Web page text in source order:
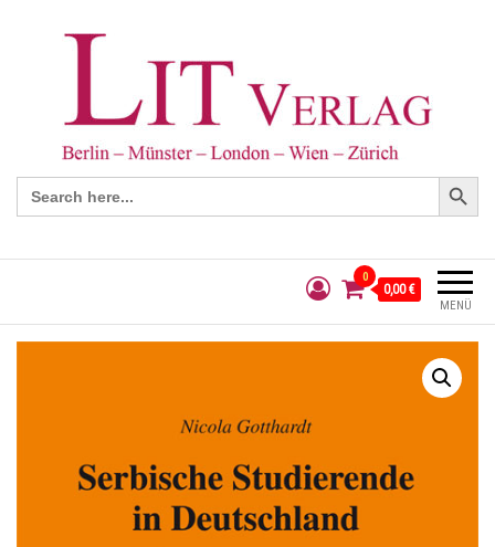
Search
for:
Search Button
MENÜ
0
0,00 €